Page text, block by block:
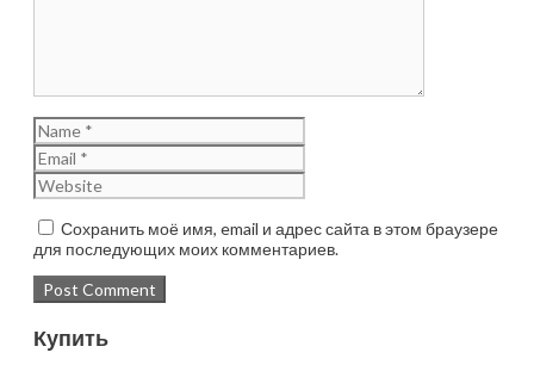
Сохранить моё имя, email и адрес сайта в этом браузере
для последующих моих комментариев.
Купить